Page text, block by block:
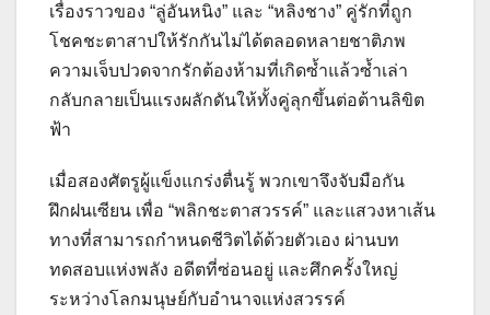
เรื่องราวของ “ลู่อันหนิง” และ “หลิงชาง” คู่รักที่ถูก
โชคชะตาสาปให้รักกันไม่ได้ตลอดหลายชาติภพ
ความเจ็บปวดจากรักต้องห้ามที่เกิดซ้ำแล้วซ้ำเล่า
กลับกลายเป็นแรงผลักดันให้ทั้งคู่ลุกขึ้นต่อต้านลิขิต
ฟ้า
เมื่อสองศัตรูผู้แข็งแกร่งตื่นรู้ พวกเขาจึงจับมือกัน
ฝึกฝนเซียน เพื่อ “พลิกชะตาสวรรค์” และแสวงหาเส้น
ทางที่สามารถกำหนดชีวิตได้ด้วยตัวเอง ผ่านบท
ทดสอบแห่งพลัง อดีตที่ซ่อนอยู่ และศึกครั้งใหญ่
ระหว่างโลกมนุษย์กับอำนาจแห่งสวรรค์